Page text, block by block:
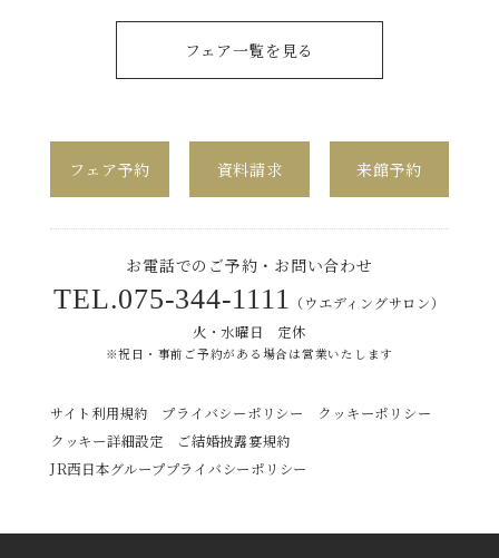
フェア一覧を見る
フェア予約 資料請求 来館予約
お電話でのご予約・お問い合わせ
TEL.075-344-1111 （ウエディングサロン）
火・水曜日 定休
※祝日・事前ご予約がある場合は営業いたします
サイト利用規約 プライバシーポリシー
クッキーポリシー
クッキー詳細設定
ご結婚披露宴規約
JR西日本グループプライバシーポリシー